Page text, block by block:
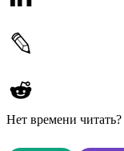
Нет времени читать?